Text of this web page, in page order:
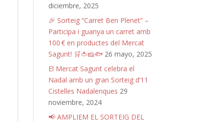
diciembre, 2025
🎉 Sorteig “Carret Ben Plenet” –
Participa i guanya un carret amb
100 € en productes del Mercat
Sagunt! 🛒🍅🧀🐟 26 mayo, 2025
El Mercat Sagunt celebra el
Nadal amb un gran Sorteig d’11
Cistelles Nadalenques 29
noviembre, 2024
📢 AMPLIEM EL SORTEIG DEL